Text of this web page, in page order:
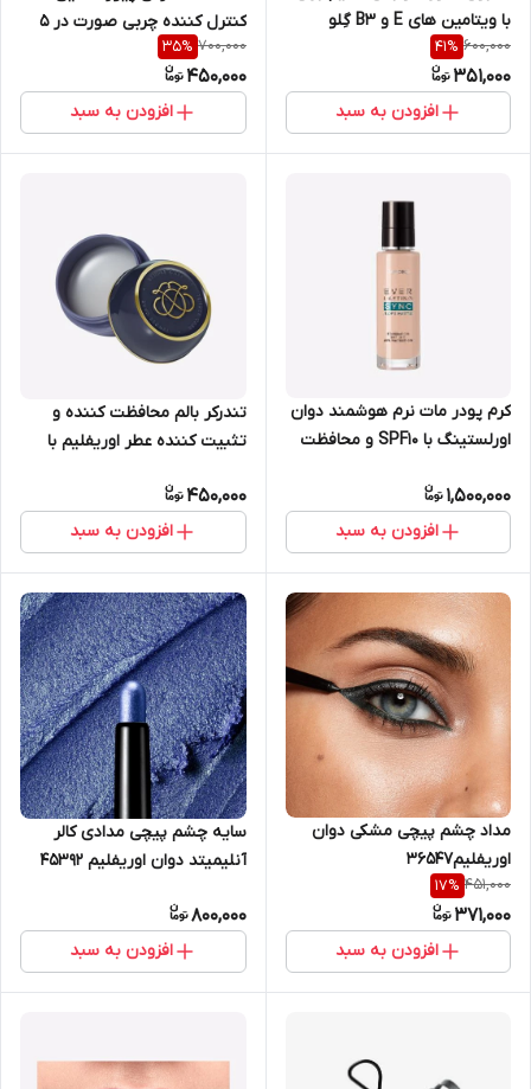
با ویتامین های E و B3 گِلو
اسنشالز اوریفلیم 43909
600,000
41%
351,000
افزودن به سبد
کنترل کننده چربی صورت در ۵
دقیقه 50 میل اوریفلیم 41674
700,000
35%
450,000
افزودن به سبد
کرم پودر مات نرم هوشمند دوان
اورلستینگ با SPF10 و محافظت
1,500,000
افزودن به سبد
تندرکر بالم محافظت کننده و
تثبیت کننده عطر اوریفلیم با
36151
450,000
افزودن به سبد
مداد چشم پیچی مشکی دوان
اوریفلیم۳۶۵۴۷
451,000
17%
371,000
افزودن به سبد
سایه چشم پیچی مدادی کالر
آنلیمیتد دوان اوریفلیم 45392
800,000
افزودن به سبد